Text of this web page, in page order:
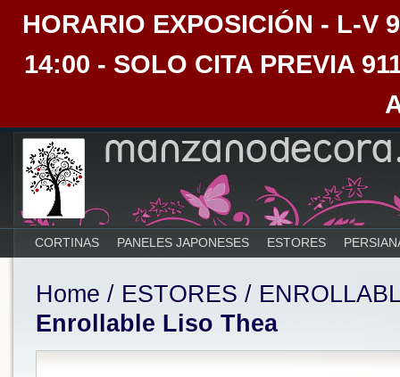
HORARIO EXPOSICIÓN - L-V
14:00 - SOLO CITA PREVIA
CORTINAS PANELES JAPONESES ESTORES
Home / ESTORES /
Enrollable Liso Thea